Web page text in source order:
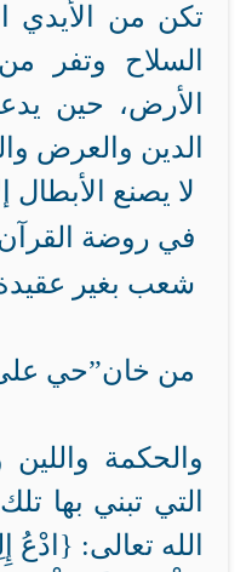
تكن من الأيدي
السلاح وتفر
الأرض، حين
الدين والعرض
لا يصنع الأبطال
في روضة
شعب بغير
من خان”حي على
والحكمة
التي تبني بها
الله تعالى: { ادْعُ